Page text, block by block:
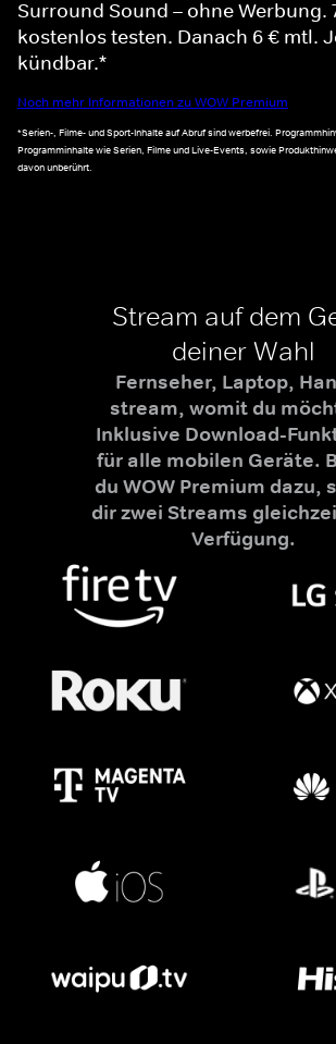
Surround Sound – ohne Werbung.
kostenlos testen. Danach 6 € mtl.
kündbar.*
Noch mehr Informationen zu WOW Premium
*Serien-, Filme- und Sport-Inhalte auf Abruf sind werbefrei.
Programminhalte wie Serien, Filme und Live-Events, sowie
davon unberührt.
Stream auf dem
deiner Wahl
Fernseher, Laptop,
stream, womit du
Inklusive Download-
für alle mobilen Geräte.
du WOW Premium dazu,
dir zwei Streams
Verfügung.